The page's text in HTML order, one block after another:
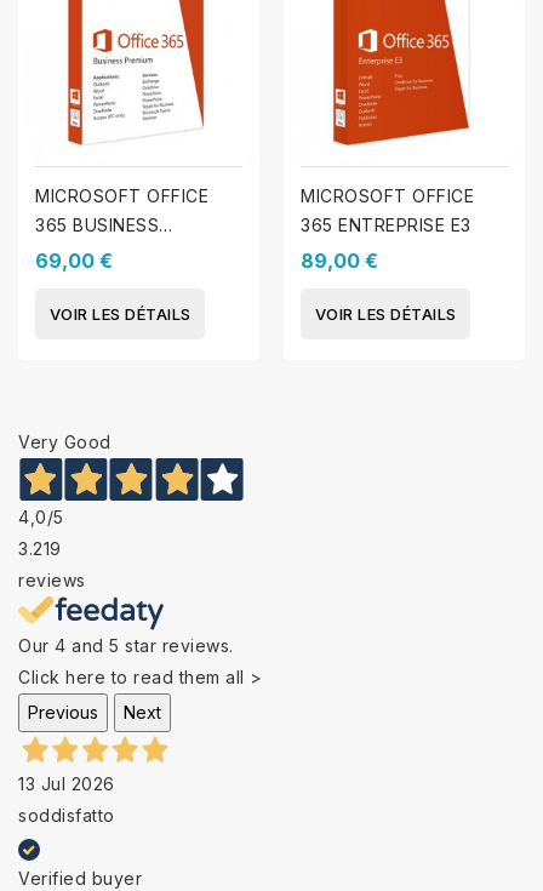
MICROSOFT OFFICE
365 BUSINESS
PREMIUM
69,00 €
VOIR LES DÉTAILS
MICROSOFT OFFICE
365 ENTREPRISE E3
89,00 €
VOIR LES DÉTAILS
Very Good
4,0/5
3.219
reviews
Our 4 and 5 star reviews.
Click here to read them all >
Previous
Next
13 Jul 2026
soddisfatto
Verified buyer